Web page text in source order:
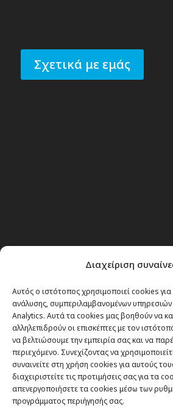
Διαχείριση
Αυτός ο ιστότοπος χρησιμοποιεί cookies για
ανάλυσης, συμπεριλαμβανομένων
Analytics. Αυτά τα cookies μας βοηθούν να
αλληλεπιδρούν οι επισκέπτες με τον
να βελτιώσουμε την εμπειρία σας και να
περιεχόμενο. Συνεχίζοντας να
συναινείτε στη χρήση cookies για αυτούς
διαχειριστείτε τις προτιμήσεις σας για τα
απενεργοποιήσετε τα cookies μέσω των
προγράμματος περιήγησής σας.
Σχετικά με εμάς
Θέματα
Passenger στην Ελλάδα
Passenger στον κόσμο
TRAVEL NEWS
Οργάνωσε το ταξίδι σου
CITY and CULTURE